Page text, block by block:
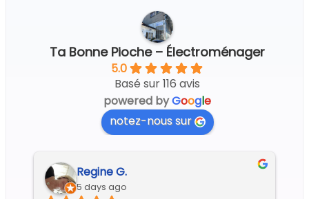
Ta Bonne Pioche – Électroménager
5.0
Basé sur 116 avis
powered byGoogle
notez-nous sur
Regine G.
5 days ago